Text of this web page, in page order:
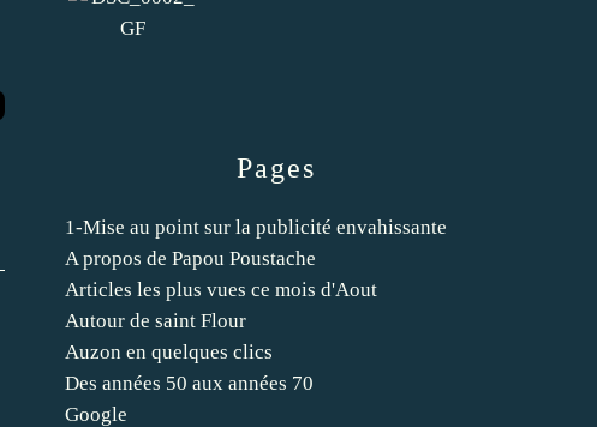
Pages
1-Mise au point sur la publicité envahissante
A propos de Papou Poustache
Articles les plus vues ce mois d'Aout
Autour de saint Flour
Auzon en quelques clics
Des années 50 aux années 70
Google